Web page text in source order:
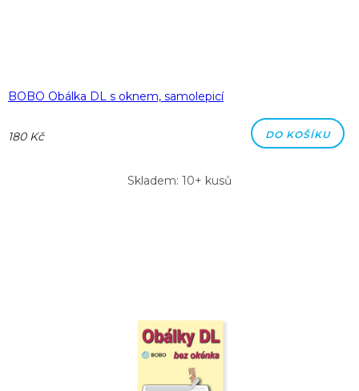
BOBO Obálka DL s oknem, samolepicí
180 Kč DO KOŠÍKU
Skladem: 10+ kusů